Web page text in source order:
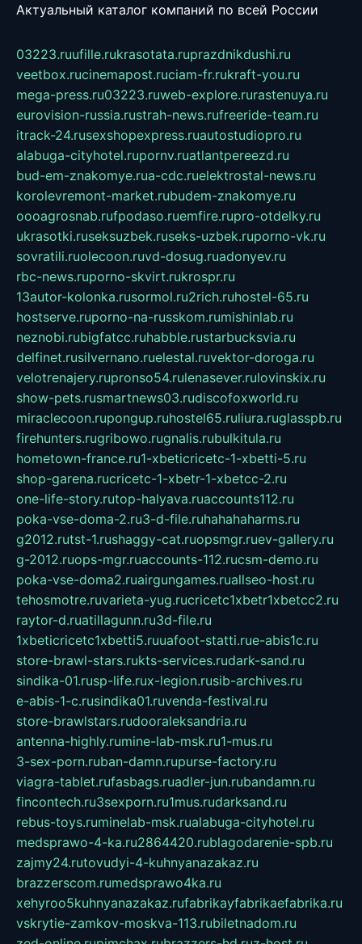
Актуальный каталог компаний по всей России
03223.ruufille.rukrasotata.ruprazdnikdushi.ru
veetbox.rucinemapost.ruciam-fr.rukraft-you.ru
mega-press.ru03223.ruweb-explore.rurastenuya.ru
eurovision-russia.rustrah-news.rufreeride-team.ru
itrack-24.rusexshopexpress.ruautostudiopro.ru
alabuga-cityhotel.rupornv.ruatlantpereezd.ru
bud-em-znakomye.rua-cdc.ruelektrostal-news.ru
korolevremont-market.rubudem-znakomye.ru
oooagrosnab.rufpodaso.ruemfire.rupro-otdelky.ru
ukrasotki.ruseksuzbek.ruseks-uzbek.ruporno-vk.ru
sovratili.ruolecoon.ruvd-dosug.ruadonyev.ru
rbc-news.ruporno-skvirt.rukrospr.ru
13autor-kolonka.rusormol.ru2rich.ruhostel-65.ru
hostserve.ruporno-na-russkom.rumishinlab.ru
neznobi.rubigfatcc.ruhabble.rustarbucksvia.ru
delfinet.rusilvernano.ruelestal.ruvektor-doroga.ru
velotrenajery.rupronso54.rulenasever.rulovinskix.ru
show-pets.rusmartnews03.rudiscofoxworld.ru
miraclecoon.rupongup.ruhostel65.ruliura.ruglasspb.ru
firehunters.rugribowo.rugnalis.rubulkitula.ru
hometown-france.ru1-xbeticricetc-1-xbetti-5.ru
shop-garena.rucricetc-1-xbetr-1-xbetcc-2.ru
one-life-story.rutop-halyava.ruaccounts112.ru
poka-vse-doma-2.ru3-d-file.ruhahahaharms.ru
g2012.rutst-1.rushaggy-cat.ruopsmgr.ruev-gallery.ru
g-2012.ruops-mgr.ruaccounts-112.rucsm-demo.ru
poka-vse-doma2.ruairgungames.ruallseo-host.ru
tehosmotre.ruvarieta-yug.rucricetc1xbetr1xbetcc2.ru
raytor-d.ruatillagunn.ru3d-file.ru
1xbeticricetc1xbetti5.ruuafoot-statti.rue-abis1c.ru
store-brawl-stars.rukts-services.rudark-sand.ru
sindika-01.rusp-life.rux-legion.rusib-archives.ru
e-abis-1-c.rusindika01.ruvenda-festival.ru
store-brawlstars.rudooraleksandria.ru
antenna-highly.rumine-lab-msk.ru1-mus.ru
3-sex-porn.ruban-damn.rupurse-factory.ru
viagra-tablet.rufasbags.ruadler-jun.rubandamn.ru
fincontech.ru3sexporn.ru1mus.rudarksand.ru
rebus-toys.ruminelab-msk.rualabuga-cityhotel.ru
medsprawo-4-ka.ru2864420.rublagodarenie-spb.ru
zajmy24.rutovudyi-4-kuhnyanazakaz.ru
brazzerscom.rumedsprawo4ka.ru
xehyroo5kuhnyanazakaz.rufabrikayfabrikaefabrika.ru
vskrytie-zamkov-moskva-113.rubiletnadom.ru